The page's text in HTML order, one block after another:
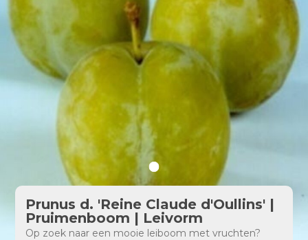
Prunus d. 'Reine Claude d'Oullins' |
Pruimenboom | Leivorm
Op zoek naar een mooie leiboom met vruchten?